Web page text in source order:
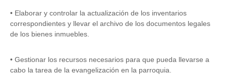
• Elaborar y controlar la actualización de los inventarios
correspondientes y llevar el archivo de los documentos legales
de los bienes inmuebles.
• Gestionar los recursos necesarios para que pueda llevarse a
cabo la tarea de la evangelización en la parroquia.